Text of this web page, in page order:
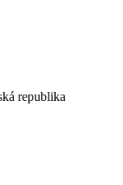
republika